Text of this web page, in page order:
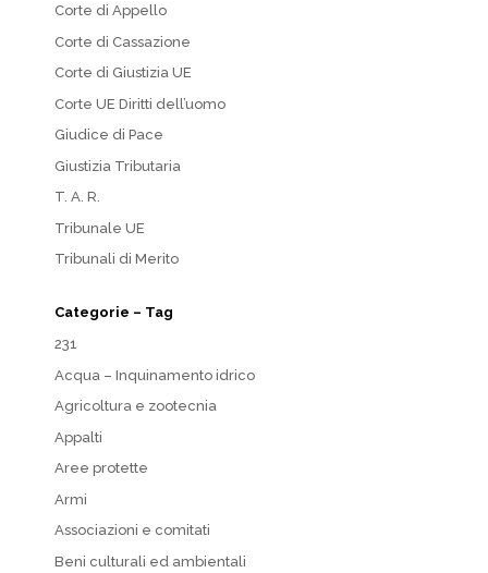
Corte di Appello
Corte di Cassazione
Corte di Giustizia UE
Corte UE Diritti dell’uomo
Giudice di Pace
Giustizia Tributaria
T. A. R.
Tribunale UE
Tribunali di Merito
Categorie – Tag
231
Acqua – Inquinamento idrico
Agricoltura e zootecnia
Appalti
Aree protette
Armi
Associazioni e comitati
Beni culturali ed ambientali